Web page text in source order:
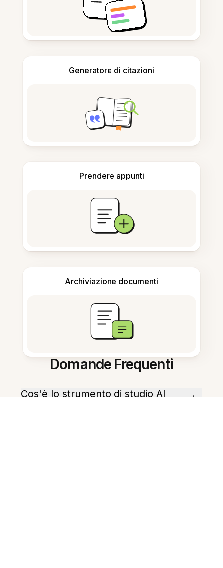
Generatore di citazioni
Prendere appunti
Archiviazione documenti
Domande Frequenti
Cos'è lo strumento di studio AI